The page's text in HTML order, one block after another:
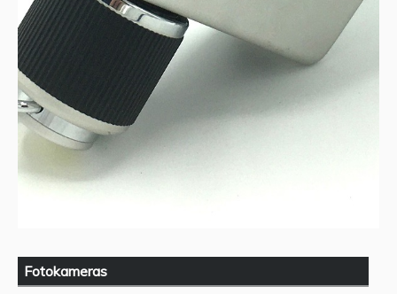
Fotokameras